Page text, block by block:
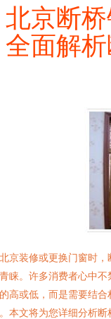
北京断
全面解
京装修或更换门窗时
睐。许多消费者心中不
高或低，而是需要结
本文将为您详细分析断